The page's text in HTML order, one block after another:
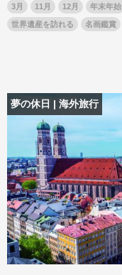
3月 11月 12月 年末年始
世界遺産を訪れる 名画鑑賞
夢の休日 | 海外旅行